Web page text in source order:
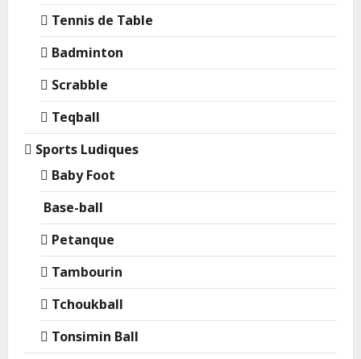
Tennis de Table
Badminton
Scrabble
Teqball
Sports Ludiques
Baby Foot
Base-ball
Petanque
Tambourin
Tchoukball
Tonsimin Ball